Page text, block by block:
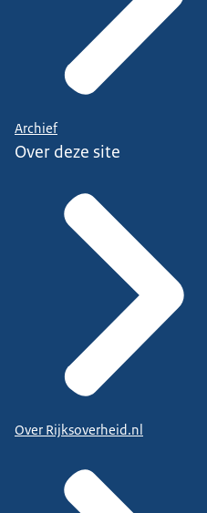
Archief
Over deze site
Over Rijksoverheid.nl